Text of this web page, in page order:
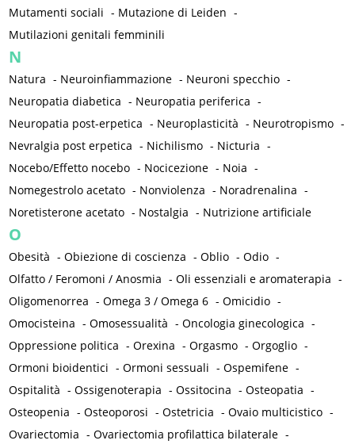
Mutamenti sociali - Mutazione di Leiden -
Mutilazioni genitali femminili
N
Natura - Neuroinfiammazione - Neuroni specchio -
Neuropatia diabetica - Neuropatia periferica -
Neuropatia post-erpetica - Neuroplasticità - Neurotropismo -
Nevralgia post erpetica - Nichilismo - Nicturia -
Nocebo/Effetto nocebo - Nocicezione - Noia -
Nomegestrolo acetato - Nonviolenza - Noradrenalina -
Noretisterone acetato - Nostalgia - Nutrizione artificiale
O
Obesità -Obiezione di coscienza -Oblio -Odio -
Olfatto / Feromoni / Anosmia -Oli essenziali e aromaterapia -
Oligomenorrea -Omega 3 / Omega 6 -Omicidio -
Omocisteina -Omosessualità -Oncologia ginecologica -
Oppressione politica -Orexina -Orgasmo -Orgoglio -
Ormoni bioidentici -Ormoni sessuali -Ospemifene -
Ospitalità -Ossigenoterapia -Ossitocina -Osteopatia -
Osteopenia -Osteoporosi -Ostetricia -Ovaio multicistico -
Ovariectomia -Ovariectomia profilattica bilaterale -